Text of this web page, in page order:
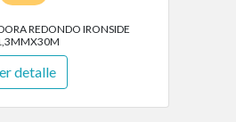
REDONDO IRONSIDE
detalle